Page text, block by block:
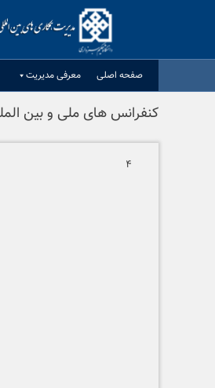
صفحه اصلی معرفی مدیریت
کنفرانس های ملی و بین
۴